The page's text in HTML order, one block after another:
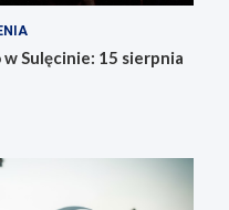
Sulęcinie: 15 sierpnia